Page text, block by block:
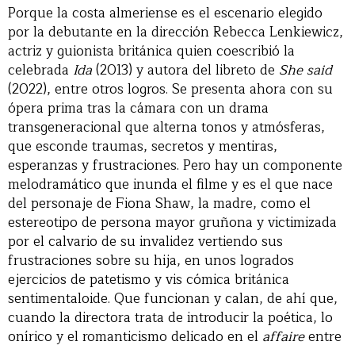
Porque la costa almeriense es el escenario elegido
por la debutante en la dirección Rebecca Lenkiewicz,
actriz y guionista británica quien coescribió la
celebrada Ida(2013) y autora del libreto de She said
(2022), entre otros logros. Se presenta ahora con su
ópera prima tras la cámara con un drama
transgeneracional que alterna tonos y atmósferas,
que esconde traumas, secretos y mentiras,
esperanzas y frustraciones. Pero hay un componente
melodramático que inunda el filme y es el que nace
del personaje de Fiona Shaw, la madre, como el
estereotipo de persona mayor gruñona y victimizada
por el calvario de su invalidez vertiendo sus
frustraciones sobre su hija, en unos logrados
ejercicios de patetismo y vis cómica británica
sentimentaloide. Que funcionan y calan, de ahí que,
cuando la directora trata de introducir la poética, lo
onírico y el romanticismo delicado en el affaireentre